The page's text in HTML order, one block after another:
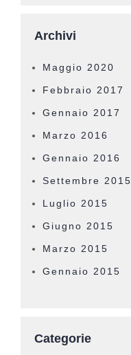
Archivi
Maggio 2020
Febbraio 2017
Gennaio 2017
Marzo 2016
Gennaio 2016
Settembre 2015
Luglio 2015
Giugno 2015
Marzo 2015
Gennaio 2015
Categorie